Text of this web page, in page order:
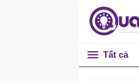
Tất cả